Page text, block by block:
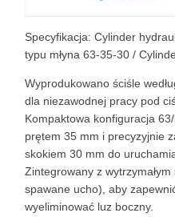
Specyfikacja: Cylinder
typu młyna 63-35-30 /
Wyprodukowano ściśle
dla niezawodnej pracy pod
Kompaktowa konfiguracja
prętem 35 mm i precyzyjnie
skokiem 30 mm do
Zintegrowany z
spawane ucho), aby
wyeliminować luz boczny.